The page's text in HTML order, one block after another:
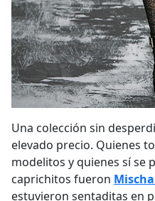
Una colección sin
elevado precio. Quienes
modelitos y quienes sí se
caprichitos fueron
estuvieron sentaditas en